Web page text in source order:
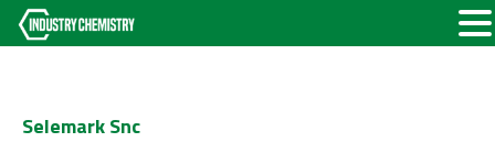
Selemark Snc